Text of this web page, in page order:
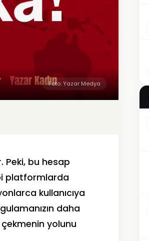
Foto: Yazar Medya
Peki, bu hesap
platformlarda
kullanıcıya
daha
çekmenin yolunu